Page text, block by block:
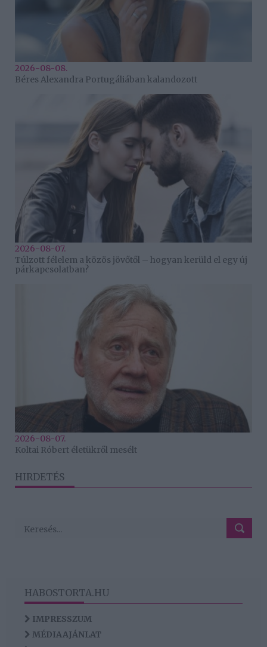
2026-08-08.
Béres Alexandra Portugáliában kalandozott
2026-08-07.
Túlzott félelem a közös jövőtől – hogyan kerüld el egy új
párkapcsolatban?
2026-08-07.
Koltai Róbert életükről mesélt
HIRDETÉS
HABOSTORTA.HU
IMPRESSZUM
MÉDIAAJÁNLAT